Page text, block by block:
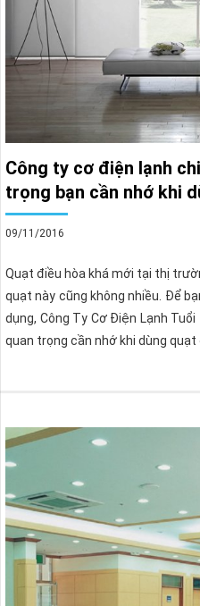
Công ty cơ điện lạnh
trọng bạn cần nhớ khi
09/11/2016
Quạt điều hòa khá mới tại thị
quạt này cũng không nhiều. Để
dụng, Công Ty Cơ Điện Lạnh
quan trọng cần nhớ khi dùng quạt